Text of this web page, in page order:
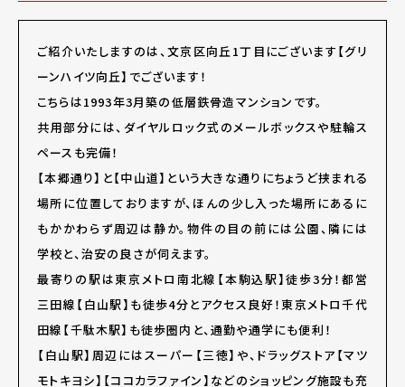
ご紹介いたしますのは、文京区向丘1丁目にございます【グリ
ーンハイツ向丘】でございます！
こちらは1993年3月築の低層鉄骨造マンションです。
共用部分には、ダイヤルロック式のメールボックスや駐輪ス
ペースも完備！
【本郷通り】と【中山道】という大きな通りにちょうど挟まれる
場所に位置しておりますが、ほんの少し入った場所にあるに
もかかわらず周辺は静か。物件の目の前には公園、隣には
学校と、治安の良さが伺えます。
最寄りの駅は東京メトロ南北線【本駒込駅】徒歩3分！都営
三田線【白山駅】も徒歩4分とアクセス良好！東京メトロ千代
田線【千駄木駅】も徒歩圏内と、通勤や通学にも便利！
【白山駅】周辺にはスーパー【三徳】や、ドラッグストア【マツ
モトキヨシ】【ココカラファイン】などのショッピング施設も充